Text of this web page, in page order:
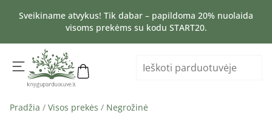
Sveikiname atvykus! Tik dabar – papildoma 20% nuolaida
visoms prekėms su kodu START20.
Pradžia / Visos prekės / Negrožinė